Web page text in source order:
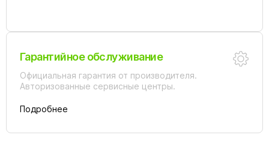
Гарантийное обслуживание
Официальная гарантия от производителя.
Авторизованные сервисные центры.
Подробнее